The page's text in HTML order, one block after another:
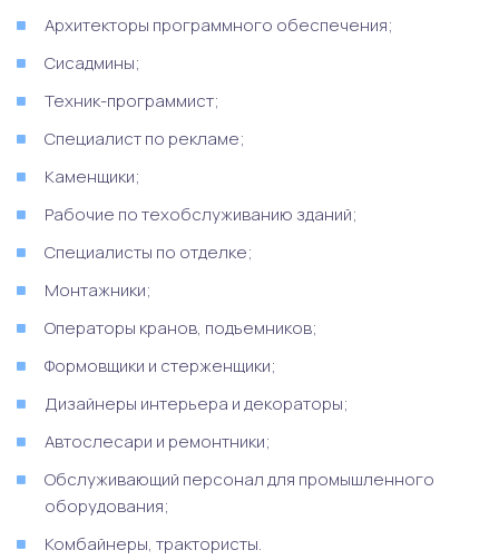
Архитекторы программного обеспечения;
Сисадмины;
Техник-программист;
Специалист по рекламе;
Каменщики;
Рабочие по техобслуживанию зданий;
Специалисты по отделке;
Монтажники;
Операторы кранов, подъемников;
Формовщики и стерженщики;
Дизайнеры интерьера и декораторы;
Автослесари и ремонтники;
Обслуживающий персонал для промышленного
оборудования;
Комбайнеры, трактористы.